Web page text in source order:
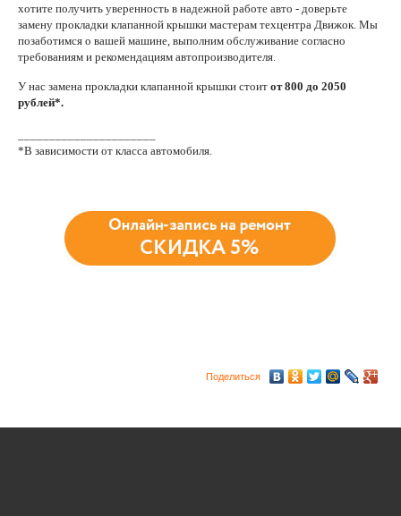
хотите получить уверенность в надежной работе авто - доверьте
замену прокладки клапанной крышки мастерам техцентра Движок. Мы
позаботимся о вашей машине, выполним обслуживание согласно
требованиям и рекомендациям автопроизводителя.
У нас замена прокладки клапанной крышки стоит от 800 до 2050
рублей*.
*В зависимости от класса автомобиля.
Поделиться